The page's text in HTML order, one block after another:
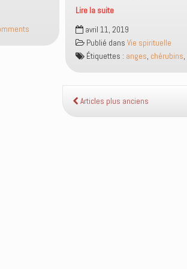
Lire la suite
Qui
sont
les
séraphins
avril 11, 2019
Publié dans Vie spirituelle
Étiquettes : anges, chérubins,
Articles plus anciens